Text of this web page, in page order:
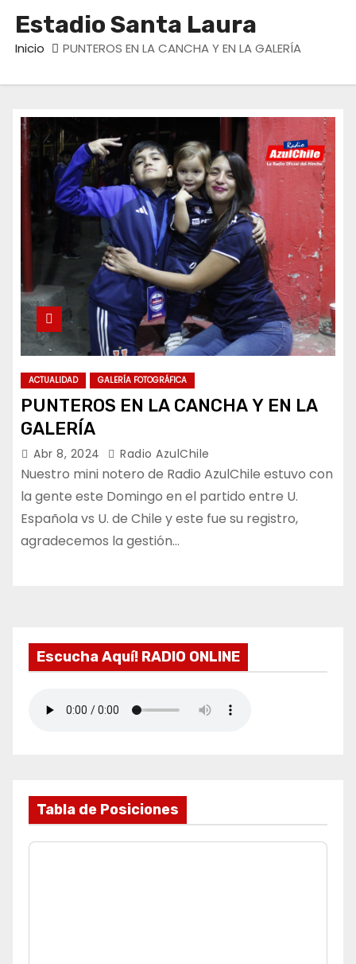
Estadio Santa Laura
Inicio PUNTEROS EN LA CANCHA Y EN LA GALERÍA
ACTUALIDAD GALERÍA FOTOGRÁFICA
PUNTEROS EN LA CANCHA Y EN LA
GALERÍA
Abr 8, 2024 Radio AzulChile
Nuestro mini notero de Radio AzulChile estuvo con
la gente este Domingo en el partido entre U.
Española vs U. de Chile y este fue su registro,
agradecemos la gestión…
Escucha Aquí! RADIO ONLINE
Tabla de Posiciones